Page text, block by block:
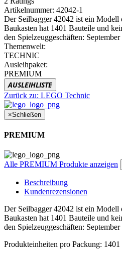
Artikelnummer: 42042-1
Der Seilbagger 42042 ist ein Modell
Baukasten hat 1401 Bauteile und
den Spielzeuggeschäften: September
Themenwelt:
TECHNIC
Ausleihpaket:
PREMIUM
AUSLEIHLISTE
Zurück zu: LEGO Technic
×Schließen
PREMIUM
Alle PREMIUM Produkte anzeigen
Beschreibung
Kundenrezensionen
Der Seilbagger 42042 ist ein Modell
Baukasten hat 1401 Bauteile und
den Spielzeuggeschäften: September
Produkteinheiten pro Packung: 1401